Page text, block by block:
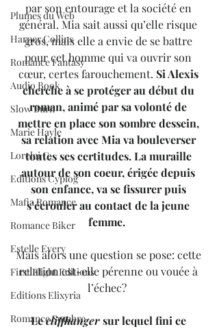
Plumes du Web
Harper Collins
Romance Fantasy
Audio Book
Slow Burn
Marie Hayle
Lorelei C.
Editions Cyplog
Mafia Romance
Romance Biker
Estelle Every
First Flight Editions
Editions Elixyria
Romance Sombre
par son entourage et la société en
général. Mia sait aussi qu’elle risque
gros, mais elle a envie de se battre
pour cet homme qui va ouvrir son
cœur, certes farouchement. Si Alexis
cherche à se protéger au début du
roman, animé par sa volonté de
mettre en place son sombre dessein,
sa relation avec Mia va bouleverser
toutes ses certitudes. La muraille
autour de son coeur, érigée depuis
son enfance, va se fissurer puis
s’écrouler au contact de la jeune
femme.
Mais alors une question se pose: cette
relation est-elle pérenne ou vouée à
l’échec?
Le cliffhanger sur lequel fini ce